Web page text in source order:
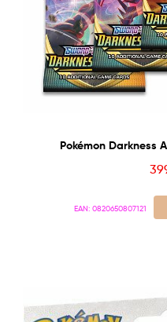
Pokémon Darkness
EAN: 0820650807121